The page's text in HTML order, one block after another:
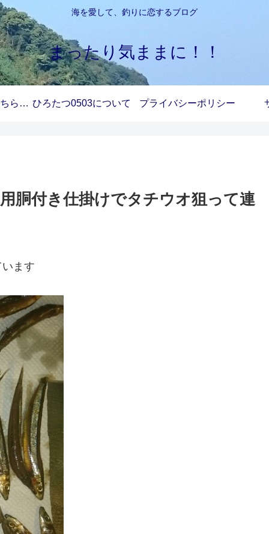
海を愛して、釣りに恋するブログ
まったり気ままに！！
お問い合わせはこちらから ひろたつ0503について プライバシーポリシー
胴付き仕掛けでタチウオ狙って連
ます